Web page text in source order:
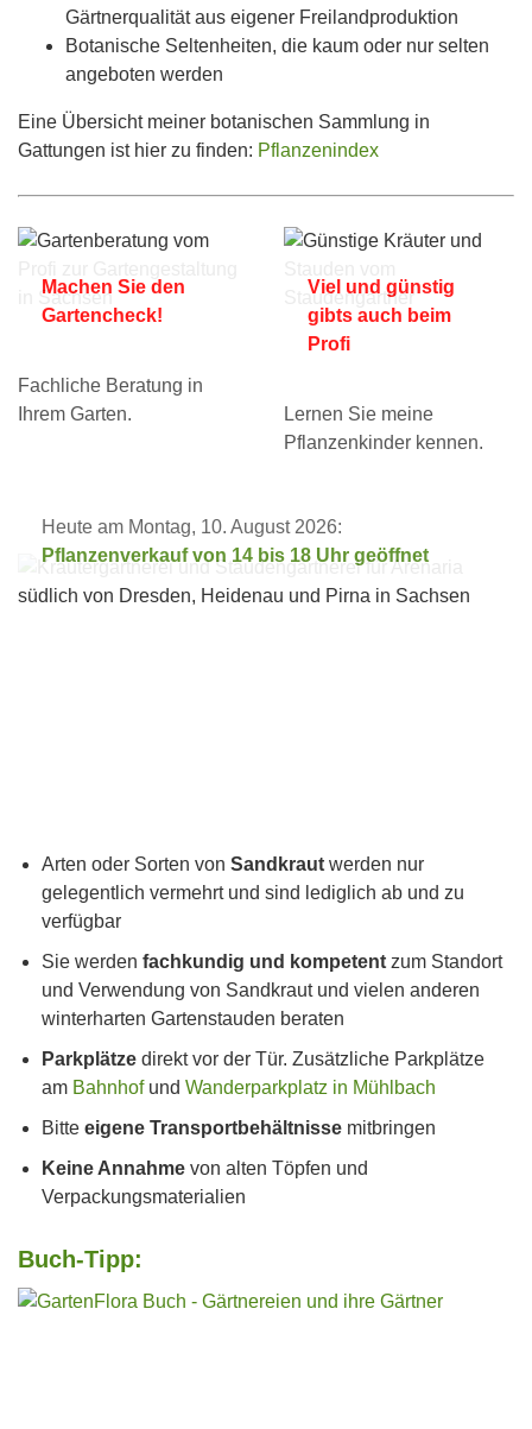
Gärtnerqualität aus eigener Freilandproduktion
Botanische Seltenheiten, die kaum oder nur selten
angeboten werden
Eine Übersicht meiner botanischen Sammlung in
Gattungen ist hier zu finden: Pflanzenindex
Machen Sie den
Gartencheck!
Fachliche Beratung in
Ihrem Garten.
Viel und günstig
gibts auch beim
Profi
Lernen Sie meine
Pflanzenkinder kennen.
Heute am Montag, 10. August 2026:
Pflanzenverkauf von 14 bis 18 Uhr geöffnet
Arten oder Sorten von Sandkraut werden nur
gelegentlich vermehrt und sind lediglich ab und zu
verfügbar
Sie werden fachkundig und kompetent zum Standort
und Verwendung von Sandkraut und vielen anderen
winterharten Gartenstauden beraten
Parkplätze direkt vor der Tür. Zusätzliche Parkplätze
am Bahnhofund Wanderparkplatz in Mühlbach
Bitte eigene Transportbehältnisse mitbringen
Keine Annahme von alten Töpfen und
Verpackungsmaterialien
Buch-Tipp: